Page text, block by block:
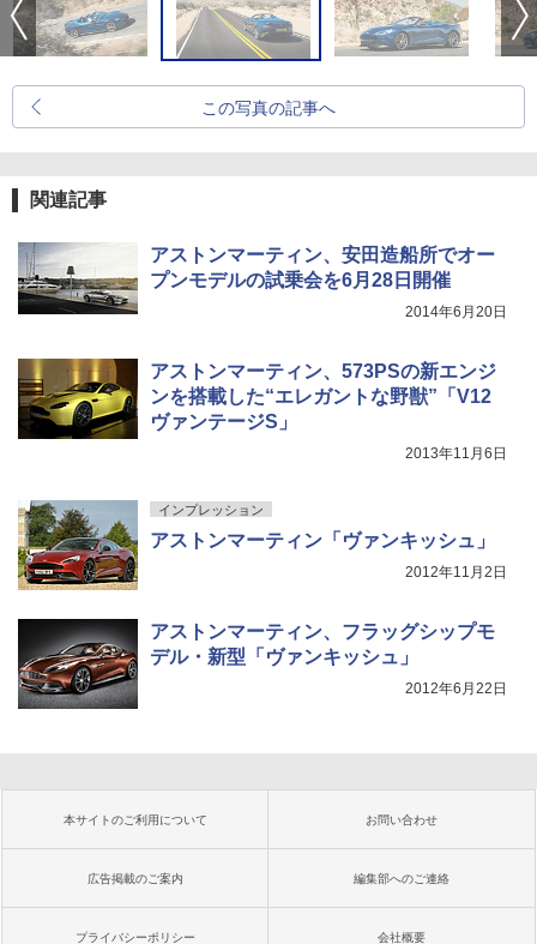
この写真の記事へ
関連記事
アストンマーティン、安田造船所でオー
プンモデルの試乗会を6月28日開催
2014年6月20日
アストンマーティン、573PSの新エンジ
ンを搭載した“エレガントな野獣”「V12
ヴァンテージS」
2013年11月6日
インプレッション
アストンマーティン「ヴァンキッシュ」
2012年11月2日
アストンマーティン、フラッグシップモ
デル・新型「ヴァンキッシュ」
2012年6月22日
本サイトのご利用について お問い合わせ
広告掲載のご案内 編集部へのご連絡
プライバシーポリシー 会社概要